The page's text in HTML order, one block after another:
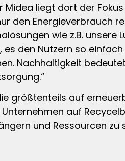
liegt dort der
den Energieverbrauch
wie z.B.
es den Nutzern so
Nachhaltigkeit
größtenteils auf
auf
und Ressourcen zu